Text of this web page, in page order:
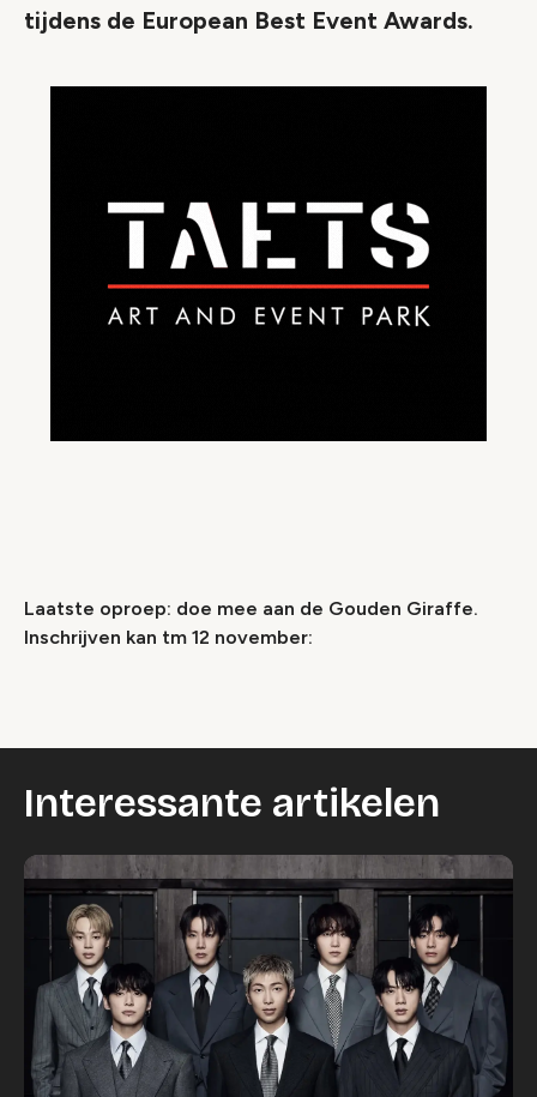
tijdens de European Best Event Awards.
Wijzig cookie instellingen
Laatste oproep: doe mee aan de Gouden Giraffe.
Inschrijven kan tm 12 november:
Interessante artikelen